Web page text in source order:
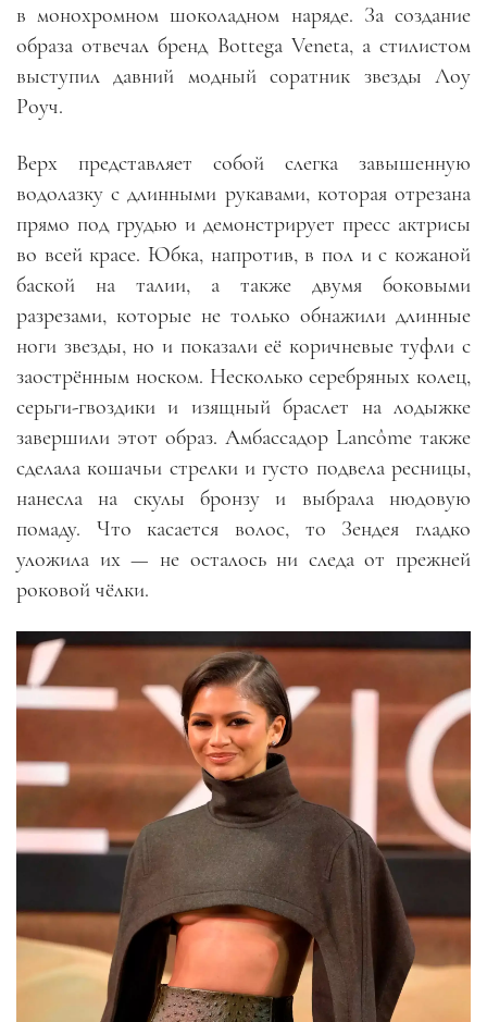
в монохромном шоколадном наряде. За создание
образа отвечал бренд Bottega Veneta, а стилистом
выступил давний модный соратник звезды Лоу
Роуч.
Верх представляет собой слегка завышенную
водолазку с длинными рукавами, которая отрезана
прямо под грудью и демонстрирует пресс актрисы
во всей красе. Юбка, напротив, в пол и с кожаной
баской на талии, а также двумя боковыми
разрезами, которые не только обнажили длинные
ноги звезды, но и показали её коричневые туфли с
заострённым носком. Несколько серебряных колец,
серьги-гвоздики и изящный браслет на лодыжке
завершили этот образ. Амбассадор Lancôme также
сделала кошачьи стрелки и густо подвела ресницы,
нанесла на скулы бронзу и выбрала нюдовую
помаду. Что касается волос, то Зендея гладко
уложила их — не осталось ни следа от прежней
роковой чёлки.